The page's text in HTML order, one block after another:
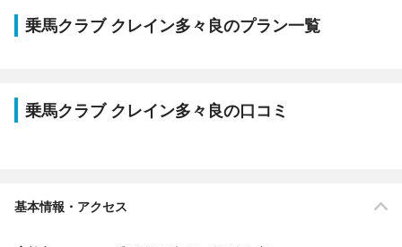
乗馬クラブ クレイン多々良のプラン一覧
乗馬クラブ クレイン多々良の口コミ
基本情報・アクセス